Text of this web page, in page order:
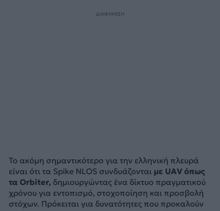
ΔΙΑΦΗΜΙΣΗ
Το ακόμη σημαντικότερο για την ελληνική πλευρά
είναι ότι τα Spike NLOS συνδυάζονται με UAV όπως
τα Orbiter, δημιουργώντας ένα δίκτυο πραγματικού
χρόνου για εντοπισμό, στοχοποίηση και προσβολή
στόχων. Πρόκειται για δυνατότητες που προκαλούν